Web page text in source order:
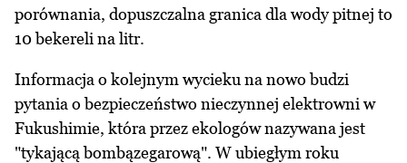
porównania, dopuszczalna granica dla wody pitnej to
10 bekereli na litr.
Informacja o kolejnym wycieku na nowo budzi
pytania o bezpieczeństwo nieczynnej elektrowni w
Fukushimie, która przez ekologów nazywana jest
"tykającą bombązegarową". W ubiegłym roku